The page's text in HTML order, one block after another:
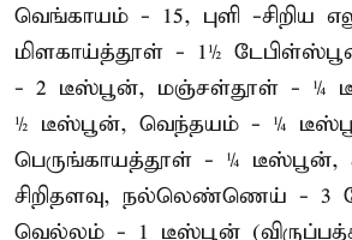
வெங்காயம் - 15, புளி -சிறிய
மிளகாய்த்தூள் - 1½
- 2 டீஸ்பூன், மஞ்சள்தூள் - ¼
½ டீஸ்பூன், வெந்தயம் - ¼
பெருங்காயத்தூள் - ¼ டீஸ்பூன்,
சிறிதளவு, நல்லெண்ணெய் - 3
வெல்லம் - 1 டீஸ்பூன்